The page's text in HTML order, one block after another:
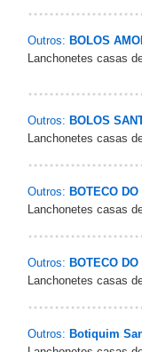
Outros: BOLOS
Lanchonetes casas
Outros: BOLOS
Lanchonetes casas
Outros: BOTECO
Lanchonetes casas
Outros: BOTECO DO
Lanchonetes casas
Outros: Botiquim